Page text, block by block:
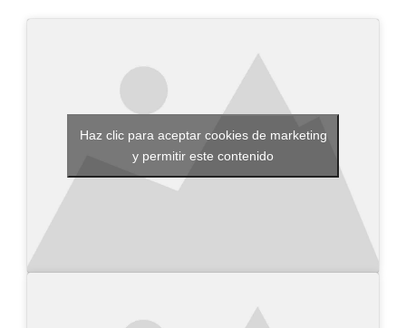
Haz clic para aceptar cookies de marketing
y permitir este contenido